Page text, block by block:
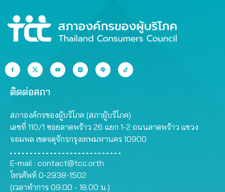
ติดต่อสภา
สภาองค์กรของผู้บริโภค (สภาผู้บริโภค)
เลขที่ 110/1 ซอยลาดพร้าว 26 แยก 1-2 ถนนลาดพร้าว แขวง
จอมพล เขตจตุจักรกรุงเทพมหานคร 10900
E-mail : contact@tcc.or.th
โทรศัพท์ 0-2938-1502
(เวลาทำการ 09.00 - 18.00 น.)